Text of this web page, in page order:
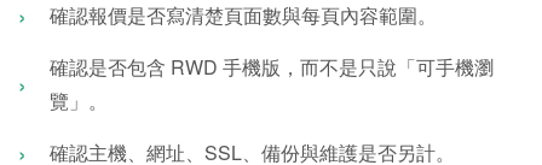
確認報價是否寫清楚頁面數與每頁內容範圍。
確認是否包含 RWD 手機版，而不是只說「可手機瀏
覽」。
確認主機、網址、SSL、備份與維護是否另計。